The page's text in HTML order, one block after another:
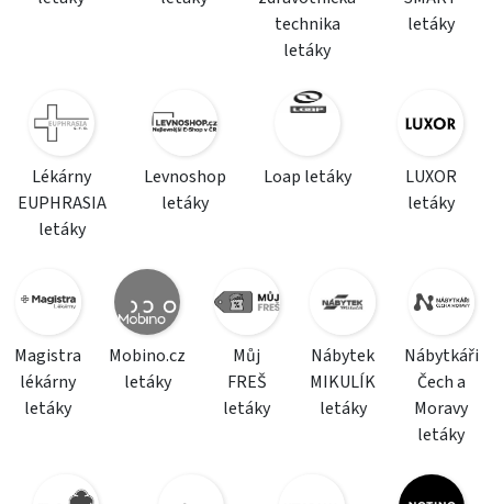
technika
letáky
letáky
Lékárny
EUPHRASIA
letáky
Levnoshop
letáky
Loap letáky
LUXOR
letáky
Magistra
lékárny
letáky
Mobino.cz
letáky
Můj
FREŠ
letáky
Nábytek
MIKULÍK
letáky
Nábytkáři
Čech a
Moravy
letáky